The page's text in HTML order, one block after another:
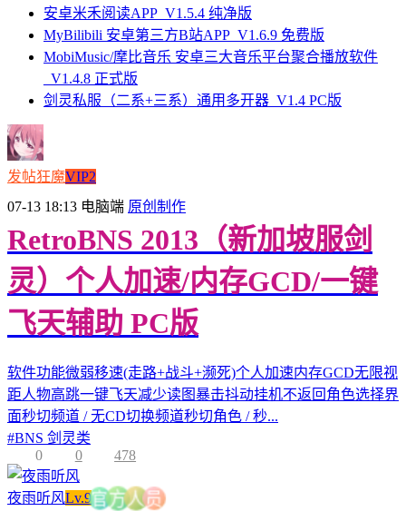
安卓米禾阅读APP_V1.5.4 纯净版
MyBilibili 安卓第三方B站APP_V1.6.9 免费版
MobiMusic/摩比音乐 安卓三大音乐平台聚合播放软件
_V1.4.8 正式版
剑灵私服（二系+三系）通用多开器_V1.4 PC版
发帖狂魔VIP2
07-13 18:13 电脑端 原创制作
RetroBNS 2013（新加坡服剑
灵）个人加速/内存GCD/一键
飞天辅助 PC版
软件功能微弱移速(走路+战斗+濒死)个人加速内存GCD无限视
距人物高跳一键飞天减少读图暴击抖动挂机不返回角色选择界
面秒切频道 / 无CD切换频道秒切角色 / 秒...
#BNS 剑灵类
0
0 478
夜雨听风Lv.9官 方 人 员